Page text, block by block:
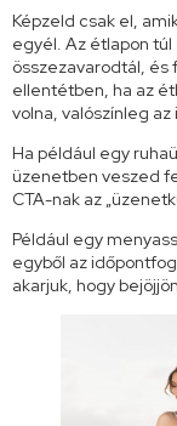
Képzeld csak el,
egyél. Az étlapon
összezavarodtál, és
ellentétben, ha az
volna, valószínleg
Ha például egy
üzenetben veszed
CTA-nak az
Például egy
egyből az
akarjuk, hogy